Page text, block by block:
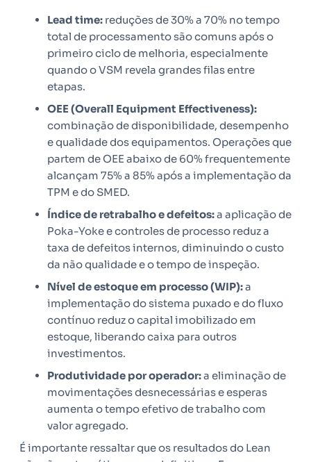
Lead time: reduções de 30% a 70% no tempo
total de processamento são comuns após o
primeiro ciclo de melhoria, especialmente
quando o VSM revela grandes filas entre
etapas.
OEE (Overall Equipment Effectiveness):
combinação de disponibilidade, desempenho
e qualidade dos equipamentos. Operações que
partem de OEE abaixo de 60% frequentemente
alcançam 75% a 85% após a implementação da
TPM e do SMED.
Índice de retrabalho e defeitos:a aplicação de
Poka-Yoke e controles de processo reduz a
taxa de defeitos internos, diminuindo o custo
da não qualidade e o tempo de inspeção.
Nível de estoque em processo (WIP):a
implementação do sistema puxado e do fluxo
contínuo reduz o capital imobilizado em
estoque, liberando caixa para outros
investimentos.
Produtividade por operador:a eliminação de
movimentações desnecessárias e esperas
aumenta o tempo efetivo de trabalho com
valor agregado.
É importante ressaltar que os resultados do Lean